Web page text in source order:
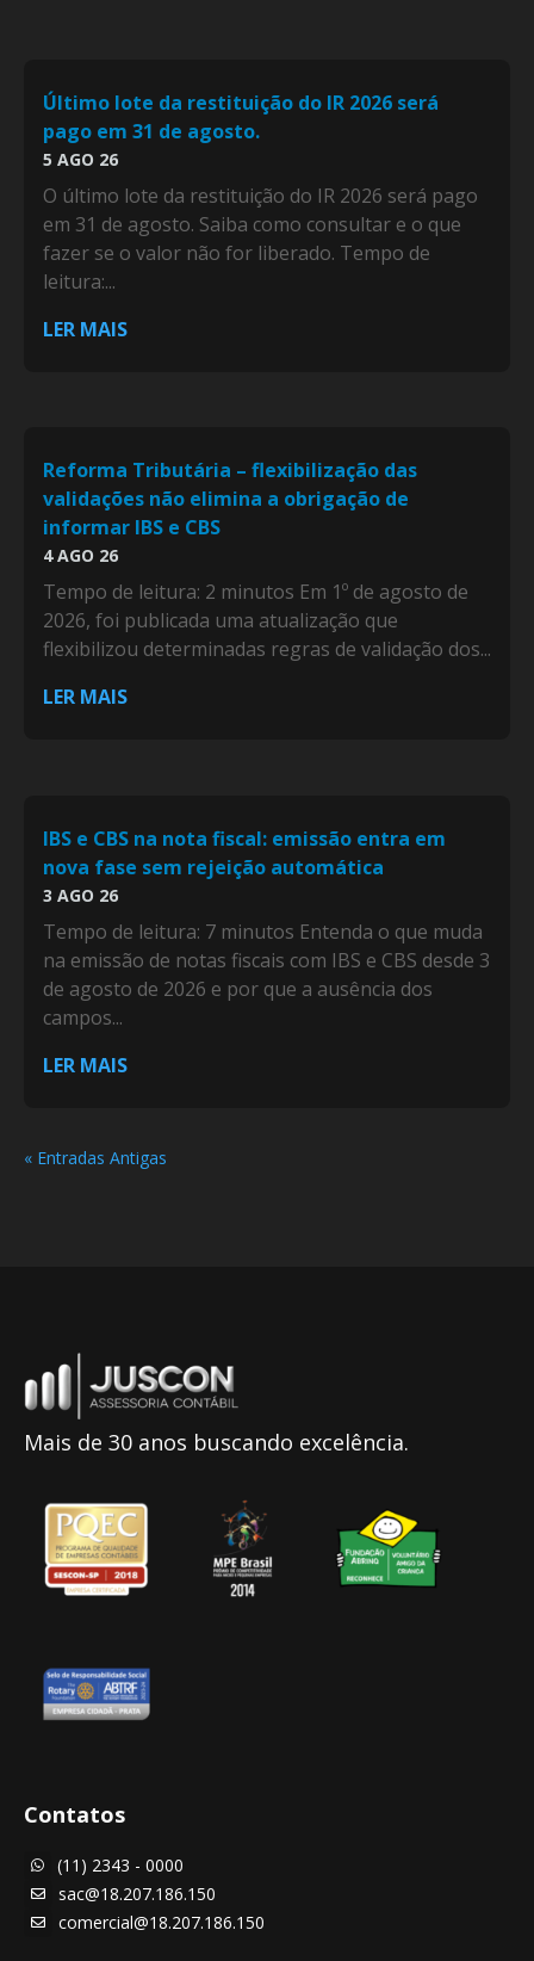
Último lote da restituição do IR 2026 será
pago em 31 de agosto.
5 AGO 26
O último lote da restituição do IR 2026 será pago
em 31 de agosto. Saiba como consultar e o que
fazer se o valor não for liberado. Tempo de
leitura:...
LER MAIS
Reforma Tributária – flexibilização das
validações não elimina a obrigação de
informar IBS e CBS
4 AGO 26
Tempo de leitura: 2 minutos Em 1º de agosto de
2026, foi publicada uma atualização que
flexibilizou determinadas regras de validação dos...
LER MAIS
IBS e CBS na nota fiscal: emissão entra em
nova fase sem rejeição automática
3 AGO 26
Tempo de leitura: 7 minutos Entenda o que muda
na emissão de notas fiscais com IBS e CBS desde 3
de agosto de 2026 e por que a ausência dos
campos...
LER MAIS
« Entradas Antigas
Mais de 30 anos buscando excelência.
Contatos
 (11) 2343 - 0000
 sac@18.207.186.150
 comercial@18.207.186.150